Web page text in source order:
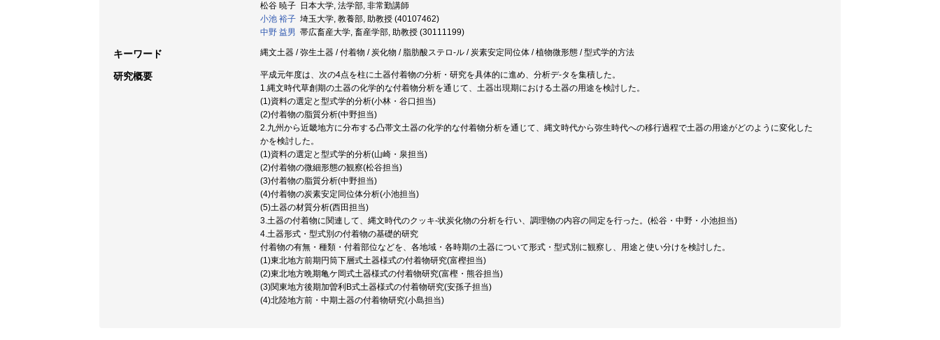
松谷 暁子 日本大学, 法学部, 非常勤講師
小池 裕子 埼玉大学, 教養部, 助教授 (40107462)
中野 益男 帯広畜産大学, 畜産学部, 助教授 (30111199)
キーワード 縄文土器 / 弥生土器 / 付着物 / 炭化物 / 脂肪酸ステロ-ル / 炭素安定同位体 / 植物微形態 / 型式学的方法
研究概要
平成元年度は、次の4点を柱に土器付着物の分析・研究を具体的に進め、分析デ-タを集積した。
1.縄文時代草創期の土器の化学的な付着物分析を通じて、土器出現期における土器の用途を検討した。
(1)資料の選定と型式学的分析(小林・谷口担当)
(2)付着物の脂質分析(中野担当)
2.九州から近畿地方に分布する凸帯文土器の化学的な付着物分析を通じて、縄文時代から弥生時代への移行過程で土器の用途がどのように変化した
かを検討した。
(1)資料の選定と型式学的分析(山崎・泉担当)
(2)付着物の微細形態の観察(松谷担当)
(3)付着物の脂質分析(中野担当)
(4)付着物の炭素安定同位体分析(小池担当)
(5)土器の材質分析(西田担当)
3.土器の付着物に関連して、縄文時代のクッキ-状炭化物の分析を行い、調理物の内容の同定を行った。(松谷・中野・小池担当)
4.土器形式・型式別の付着物の基礎的研究
付着物の有無・種類・付着部位などを、各地域・各時期の土器について形式・型式別に観察し、用途と使い分けを検討した。
(1)東北地方前期円筒下層式土器様式の付着物研究(富樫担当)
(2)東北地方晩期亀ケ岡式土器様式の付着物研究(富樫・熊谷担当)
(3)関東地方後期加曽利B式土器様式の付着物研究(安孫子担当)
(4)北陸地方前・中期土器の付着物研究(小島担当)